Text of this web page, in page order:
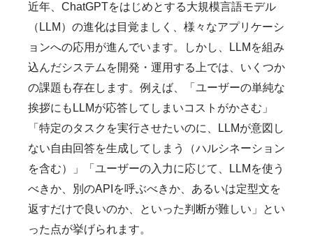
近年、ChatGPTをはじめとする大規模言語モデル
（LLM）の進化は目覚ましく、様々なアプリケーシ
ョンへの応用が進んでいます。しかし、LLMを組み
込んだシステムを開発・運用する上では、いくつか
の課題も存在します。例えば、「ユーザーの単純な
挨拶にもLLMが応答してしまいコストがかさむ」
「特定のタスクを実行させたいのに、LLMが意図し
ない自由回答を生成してしまう（ハルシネーション
を含む）」「ユーザーの入力に応じて、LLMを使う
べきか、別のAPIを呼ぶべきか、あるいは定型文を
返すだけで良いのか、といった判断が難しい」とい
った点が挙げられます。